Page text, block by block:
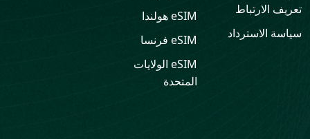
تعريف الارتباط
سياسة الاسترداد
eSIMهولندا
eSIM فرنسا
eSIM الولايات
المتحدة